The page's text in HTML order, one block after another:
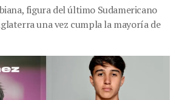
figura del último Sudamericano
una vez cumpla la mayoría de